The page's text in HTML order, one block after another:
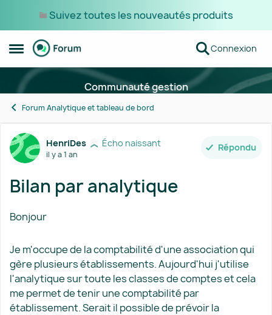
Suivez toutes les nouveautés produits
Ouvrir Menu Latéral
Passer au contenu Connexion
Communauté gestion
Forum Analytique et tableau de bord
Forum Discussion
HenriDes Écho naissant
il y a 1 an
Répondu
Bilan par analytique
Bonjour
Je m'occupe de la comptabilité d'une association qui
gère plusieurs établissements. Aujourd'hui j'utilise
l'analytique sur toute les classes de comptes et cela
me permet de tenir une comptabilité par
établissement. Serait il possible de prévoir la